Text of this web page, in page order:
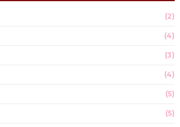
(2)
(4)
(3)
(4)
(5)
(5)